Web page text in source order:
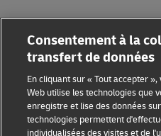
Sensibilisation à la fraude
Consentement à la
transfert de données
En cliquant sur « Tout accepter
Web utilise les technologies que
enregistre et lise des données
technologies permettent
individualisées des visites et de